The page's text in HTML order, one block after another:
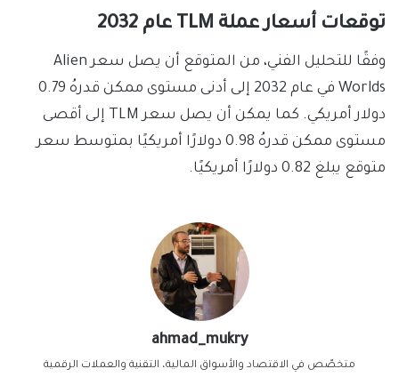
توقعات أسعار عملة TLM عام 2032
وفقًا للتحليل الفني، من المتوقع أن يصل سعر Alien
Worlds في عام 2032 إلى أدنى مستوى ممكن قدرهُ 0.79
دولار أمريكي. كما يمكن أن يصل سعر TLM إلى أقصى
مستوى ممكن قدرهُ 0.98 دولارًا أمريكيًا بمتوسط سعر
متوقع يبلغ 0.82 دولارًا أمريكيًا.
ahmad_mukry
متخصّص في الاقتصاد والأسواق المالية، التقنية والعملات الرقمية